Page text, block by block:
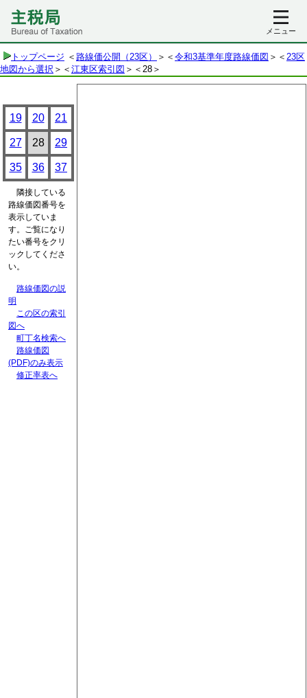
メニュー
トップページ ＜ 路線価公開（23区） ＞＜ 令和3基準年度路線価図 ＞＜ 23区
地図から選択 ＞＜ 江東区索引図 ＞ ＜28＞
19 20 21
27 28 29
35 36 37
隣接している
路線価図番号を
表示していま
す。ご覧になり
たい番号をクリ
ックしてくださ
い。
路線価図の説
明
この区の索引
図へ
町丁名検索へ
路線価図
(PDF)のみ表示
修正率表へ